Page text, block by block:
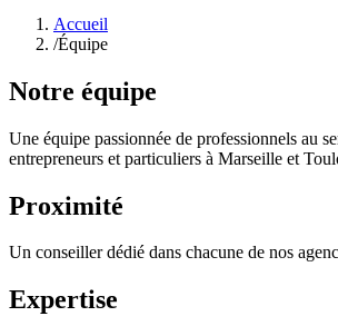
Accueil
/Équipe
Notre équipe
Une équipe passionnée de professionnels au
entrepreneurs et particuliers à Marseille et
Proximité
Un conseiller dédié dans chacune de nos
Expertise